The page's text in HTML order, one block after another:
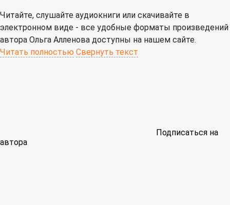
Читайте, слушайте аудиокниги или скачивайте в
электронном виде - все удобные форматы произведений
автора Ольга Алленова доступны на нашем сайте.
Читать полностью Свернуть текст
Подписаться на
автора